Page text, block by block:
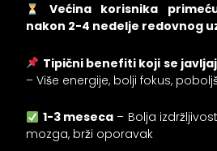
Većina korisnika
nakon 2-4 nedelje redovnog
Tipični benefiti koji se
– Više energije, bolji fokus,
1-3 meseca – Bolja
mozga, brži oporavak